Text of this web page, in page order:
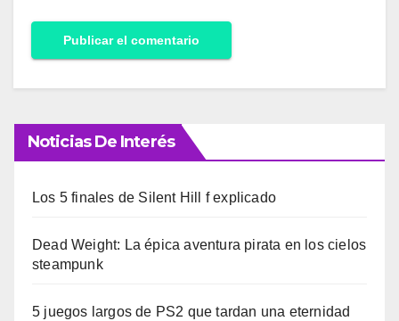
Noticias De Interés
Los 5 finales de Silent Hill f explicado
Dead Weight: La épica aventura pirata en los cielos
steampunk
5 juegos largos de PS2 que tardan una eternidad